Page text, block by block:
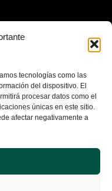
tecnologías como las
del dispositivo. El
procesar datos como el
únicas en este sitio.
afectar negativamente a
Empresarial La
reservados.